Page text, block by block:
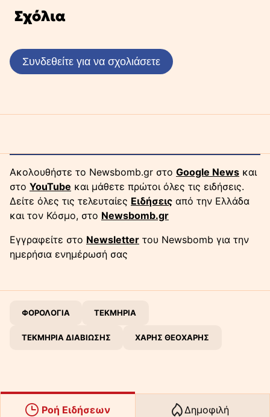
Σχόλια
Συνδεθείτε για να σχολιάσετε
Ακολουθήστε το Newsbomb.gr στο Google News και
στο YouTube και μάθετε πρώτοι όλες τις ειδήσεις.
Δείτε όλες τις τελευταίες Ειδήσεις από την Ελλάδα
και τον Κόσμο, στο Newsbomb.gr
Εγγραφείτε στο Newsletter του Newsbomb για την
ημερήσια ενημέρωσή σας
ΦΟΡΟΛΟΓΙΑ ΤΕΚΜΗΡΙΑ
ΤΕΚΜΗΡΙΑ ΔΙΑΒΙΩΣΗΣ ΧΑΡΗΣ ΘΕΟΧΑΡΗΣ
Ροή Ειδήσεων Δημοφιλή